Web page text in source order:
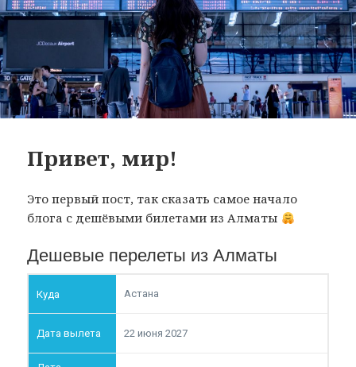
Привет, мир!
Это первый пост, так сказать самое начало
блога с дешёвыми билетами из Алматы
Дешевые перелеты из Алматы
Астана
22 июня 2027